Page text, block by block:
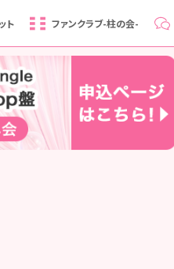
ト ファンクラブ-柱の会-